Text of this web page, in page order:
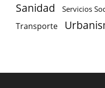
Sanidad Servicios
Transporte